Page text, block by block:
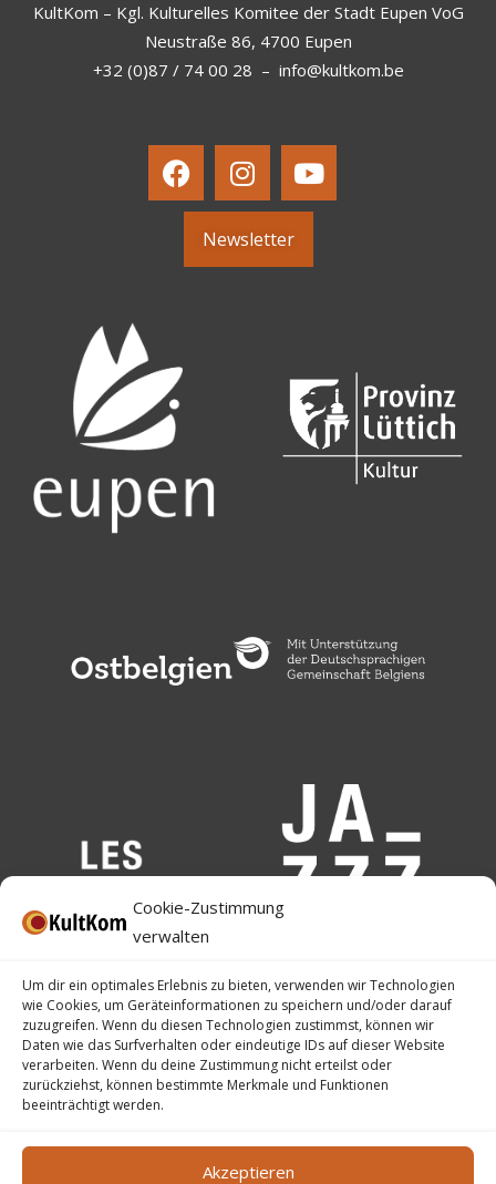
Cookie-Zustimmung
verwalten
Um dir ein optimales Erlebnis zu bieten, verwenden wir Technologien
wie Cookies, um Geräteinformationen zu speichern und/oder darauf
zuzugreifen. Wenn du diesen Technologien zustimmst, können wir
Daten wie das Surfverhalten oder eindeutige IDs auf dieser Website
verarbeiten. Wenn du deine Zustimmung nicht erteilst oder
zurückziehst, können bestimmte Merkmale und Funktionen
beeinträchtigt werden.
Akzeptieren
KultKom – Kgl. Kulturelles Komitee der Stadt Eupen VoG
Neustraße 86, 4700 Eupen
+32 (0)87 / 74 00 28 – info@kultkom.be
Newsletter